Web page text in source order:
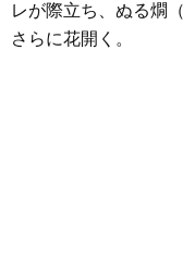
レが際立ち、ぬる燗
さらに花開く。